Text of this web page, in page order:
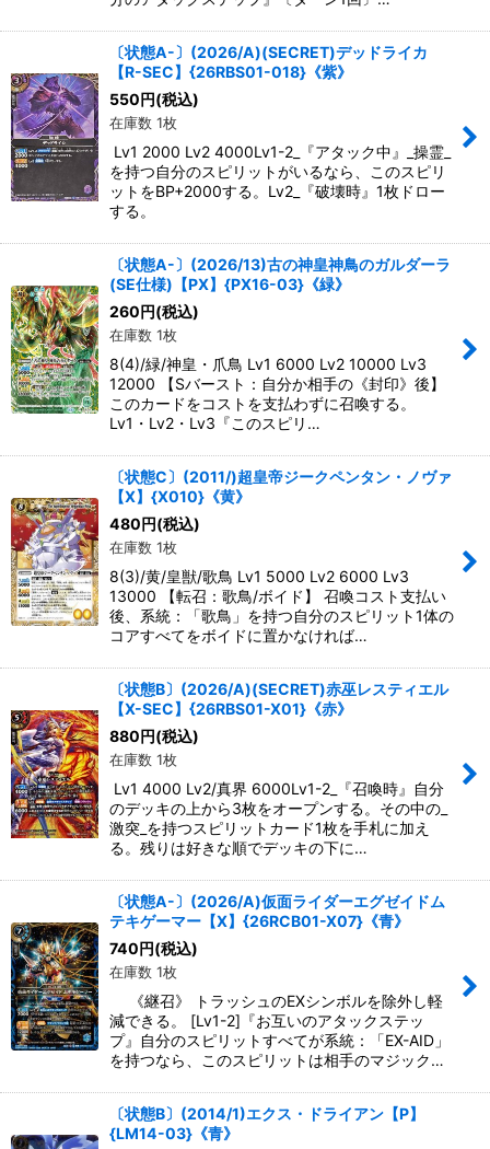
〔状態A-〕(2026/A)(SECRET)デッドライカ
【R-SEC】{26RBS01-018}《紫》
550円(税込)
在庫数 1枚
Lv1 2000 Lv2 4000Lv1-2_『アタック中』_操霊_
を持つ自分のスピリットがいるなら、このスピリ
ットをBP+2000する。Lv2_『破壊時』1枚ドロー
する。
〔状態A-〕(2026/13)古の神皇神鳥のガルダーラ
(SE仕様)【PX】{PX16-03}《緑》
260円(税込)
在庫数 1枚
8(4)/緑/神皇・爪鳥 Lv1 6000 Lv2 10000 Lv3
12000 【Sバースト：自分か相手の《封印》後】
このカードをコストを支払わずに召喚する。
Lv1・Lv2・Lv3『このスピリ…
〔状態C〕(2011/)超皇帝ジークペンタン・ノヴァ
【X】{X010}《黄》
480円(税込)
在庫数 1枚
8(3)/黄/皇獣/歌鳥 Lv1 5000 Lv2 6000 Lv3
13000 【転召：歌鳥/ボイド】 召喚コスト支払い
後、系統：「歌鳥」を持つ自分のスピリット1体の
コアすべてをボイドに置かなければ…
〔状態B〕(2026/A)(SECRET)赤巫レスティエル
【X-SEC】{26RBS01-X01}《赤》
880円(税込)
在庫数 1枚
Lv1 4000 Lv2/真界 6000Lv1-2_『召喚時』自分
のデッキの上から3枚をオープンする。その中の_
激突_を持つスピリットカード1枚を手札に加え
る。残りは好きな順でデッキの下に…
〔状態A-〕(2026/A)仮面ライダーエグゼイドム
テキゲーマー【X】{26RCB01-X07}《青》
740円(税込)
在庫数 1枚
《継召》 トラッシュのEXシンボルを除外し軽
減できる。 [Lv1-2]『お互いのアタックステッ
プ』自分のスピリットすべてが系統：「EX-AID」
を持つなら、このスピリットは相手のマジック…
〔状態B〕(2014/1)エクス・ドライアン【P】
{LM14-03}《青》